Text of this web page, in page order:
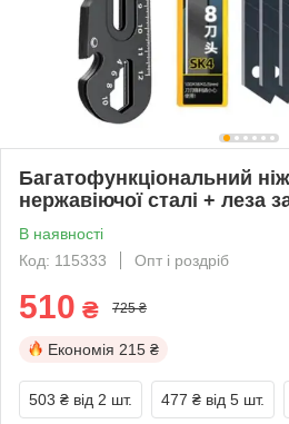
Багатофункціональний
нержавіючої сталі + леза
В наявності
Код: 115333
Опт і роздріб
510 ₴ 725 ₴
Економія 215 ₴
503 ₴ від 2 шт. 477 ₴ від 5 шт.